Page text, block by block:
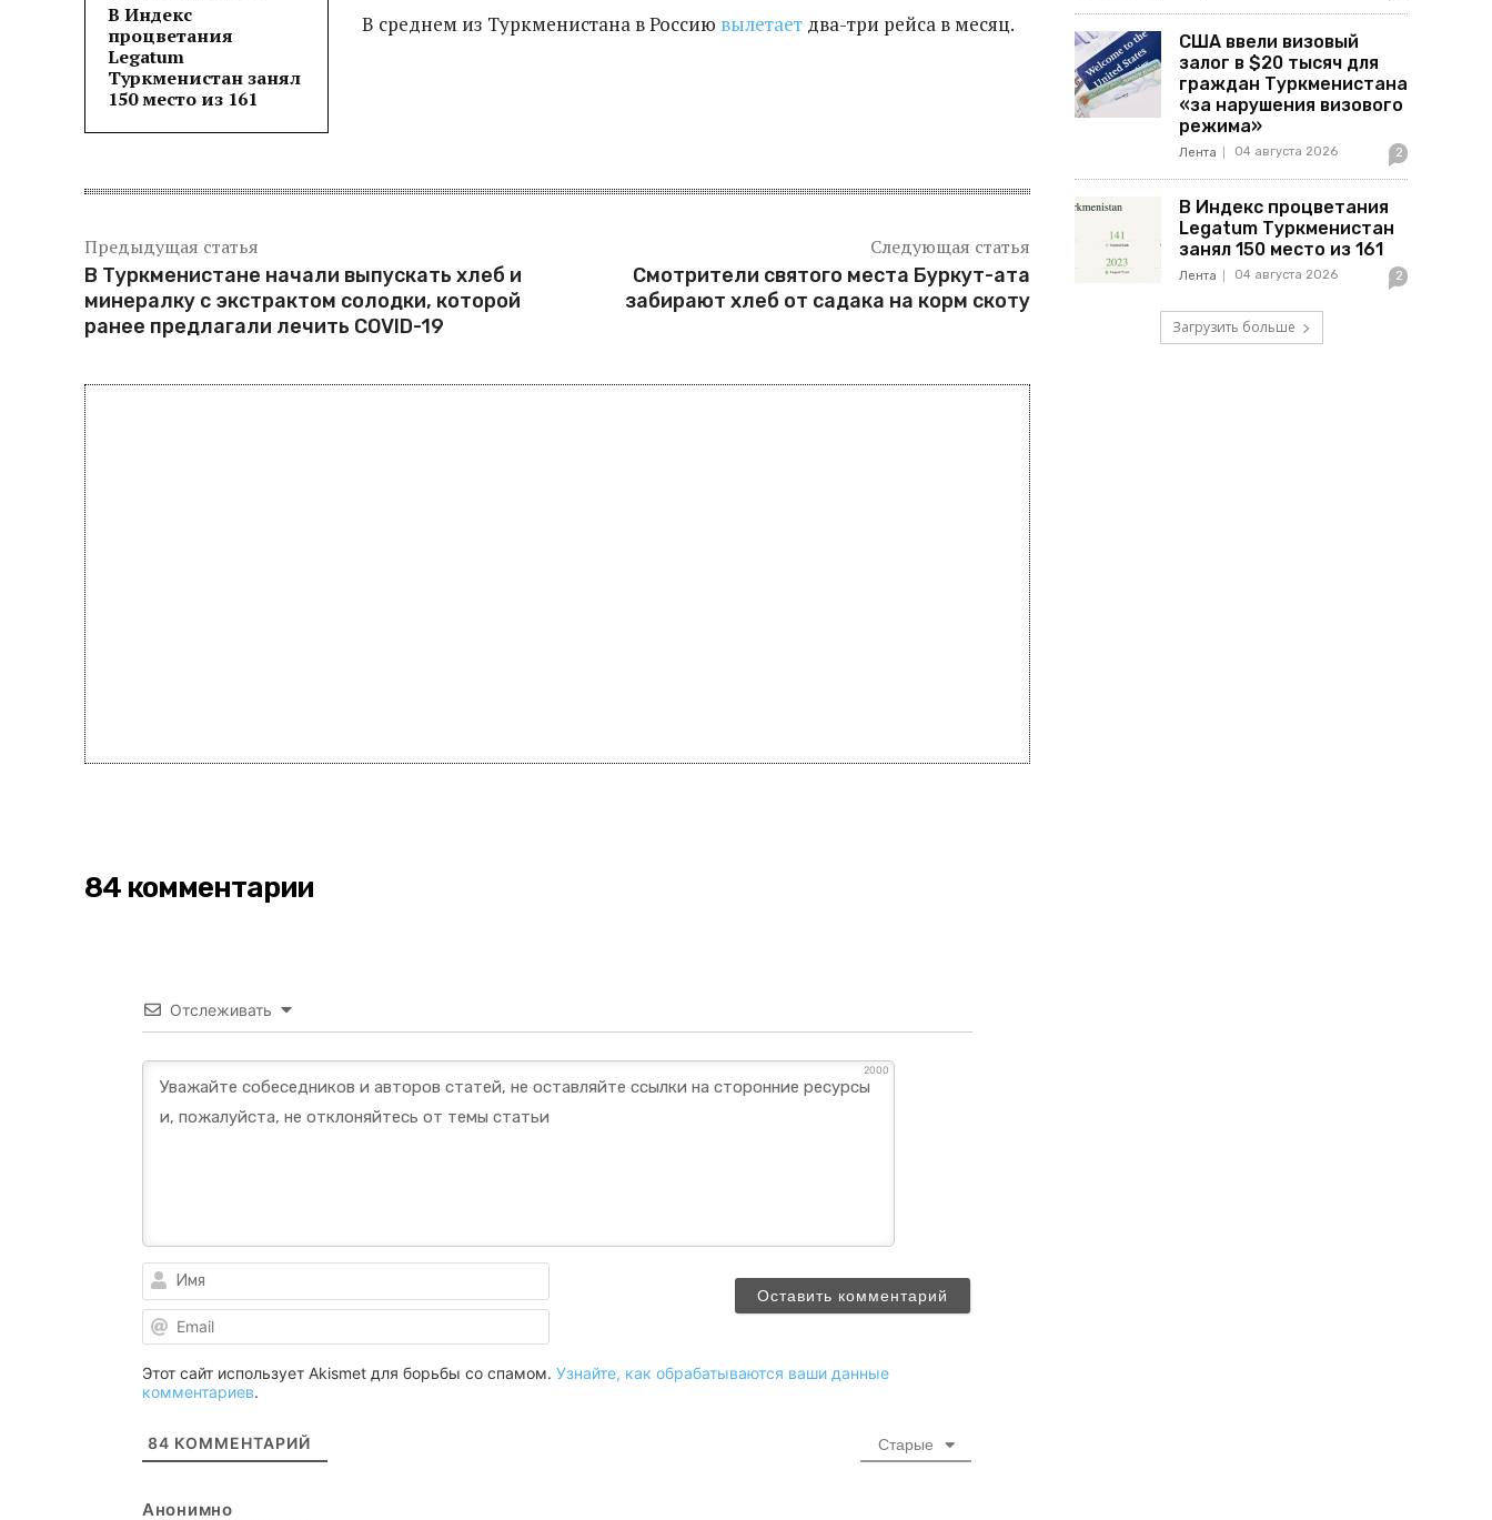
В Индекс
процветания
Legatum
Туркменистан занял
150 место из 161
В среднем из Туркменистана в Россию вылетает два-три рейса в месяц.
Предыдущая статья
В Туркменистане начали выпускать хлеб и
минералку с экстрактом солодки, которой
ранее предлагали лечить COVID-19
Следующая статья
Смотрители святого места Буркут-ата
забирают хлеб от садака на корм скоту
84 комментарии
Отслеживать
2000
Этот сайт использует Akismet для борьбы со спамом. Узнайте, как обрабатываются ваши данные
комментариев.
84 КОММЕНТАРИЙ Старые
Анонимно
США ввели визовый
залог в $20 тысяч для
граждан Туркменистана
«за нарушения визового
режима»
Лента 04 августа 2026 2
В Индекс процветания
Legatum Туркменистан
занял 150 место из 161
Лента 04 августа 2026 2
Загрузить больше